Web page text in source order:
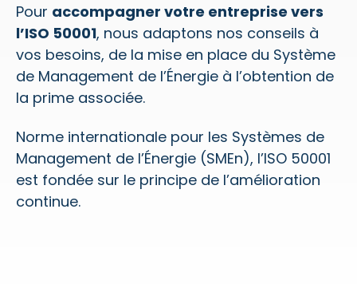
Pour accompagner votre entreprise vers
l’ISO 50001, nous adaptons nos conseils à
vos besoins, de la mise en place du Système
de Management de l’Énergie à l’obtention de
la prime associée.
Norme internationale pour les Systèmes de
Management de l’Énergie (SMEn), l’ISO 50001
est fondée sur le principe de l’amélioration
continue.